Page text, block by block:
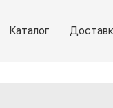
Каталог